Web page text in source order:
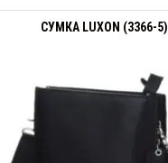
СУМКА LUXON (3366-5)